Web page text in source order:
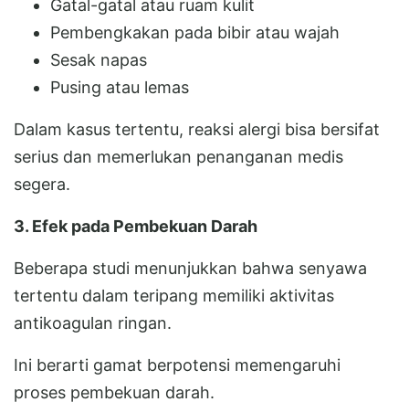
Gatal-gatal atau ruam kulit
Pembengkakan pada bibir atau wajah
Sesak napas
Pusing atau lemas
Dalam kasus tertentu, reaksi alergi bisa bersifat
serius dan memerlukan penanganan medis
segera.
3. Efek pada Pembekuan Darah
Beberapa studi menunjukkan bahwa senyawa
tertentu dalam teripang memiliki aktivitas
antikoagulan ringan.
Ini berarti gamat berpotensi memengaruhi
proses pembekuan darah.